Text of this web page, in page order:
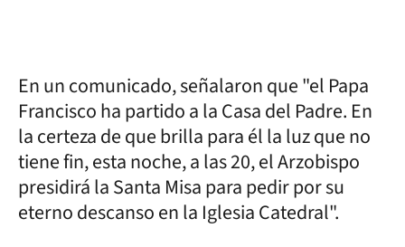
En un comunicado, señalaron que "el Papa
Francisco ha partido a la Casa del Padre. En
la certeza de que brilla para él la luz que no
tiene fin, esta noche, a las 20, el Arzobispo
presidirá la Santa Misa para pedir por su
eterno descanso en la Iglesia Catedral".